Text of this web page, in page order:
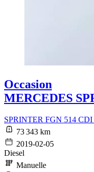
Occasion
MERCEDES
SPRINTER FGN 514
73 343 km
2019-02-05
Diesel
Manuelle